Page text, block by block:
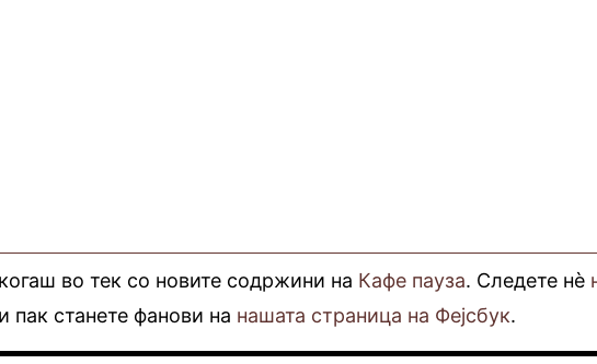
во тек со новите содржини на Кафе пауза. Следете нè
пак станете фанови на нашата страница на Фејсбук.